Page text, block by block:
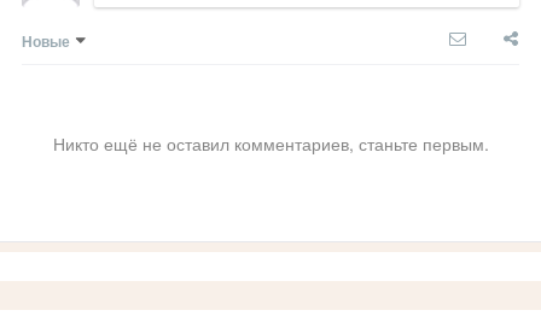
Новые
Никто ещё не оставил комментариев, станьте первым.